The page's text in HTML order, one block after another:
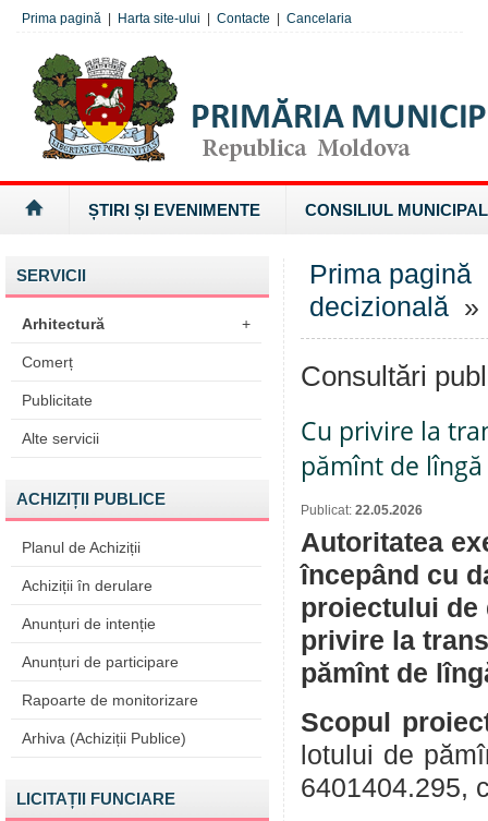
Prima pagină Harta site-ului Contacte Cancelaria
ȘTIRI ȘI EVENIMENTE CONSILIUL MUNICIPAL
SERVICII
Arhitectură +
Comerț
Publicitate
Alte servicii
ACHIZIȚII PUBLICE
Planul de Achiziții
Achiziții în derulare
Anunțuri de intenție
Anunțuri de participare
Rapoarte de monitorizare
Arhiva (Achiziții Publice)
LICITAȚII FUNCIARE
Prima pagină
decizională »
Consultări
Cu privire la
pămînt de
Publicat: 22.05.2026
Autoritatea
începând cu
proiectului de
privire la
pămînt de
Scopul
lotului de
6401404.295,